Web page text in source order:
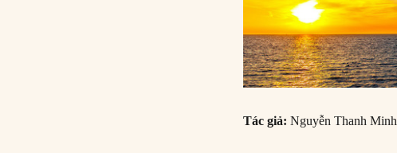
Tác giả: Nguyễn Thanh Minh